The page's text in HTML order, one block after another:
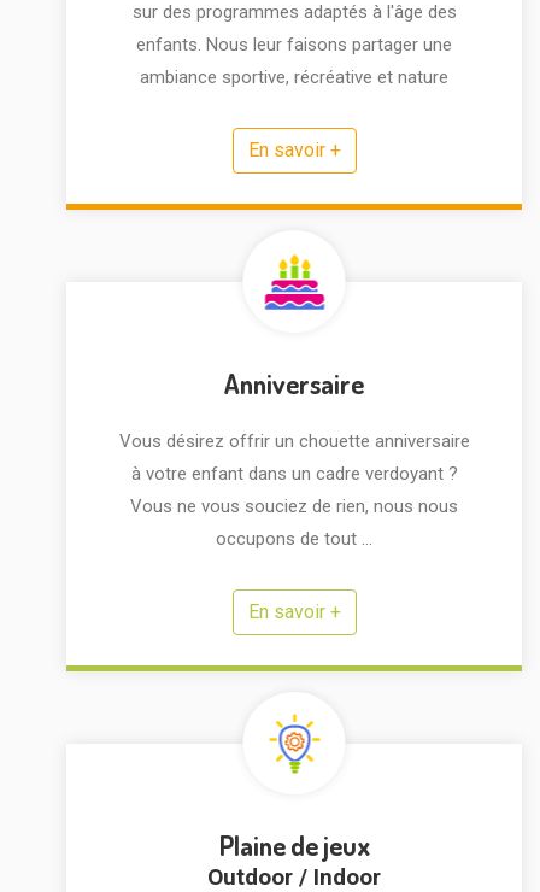
sur des programmes adaptés à l'âge des
enfants. Nous leur faisons partager une
ambiance sportive, récréative et nature
En savoir +
Anniversaire
Vous désirez offrir un chouette anniversaire
à votre enfant dans un cadre verdoyant ?
Vous ne vous souciez de rien, nous nous
occupons de tout ...
En savoir +
Plaine de jeux
Outdoor / Indoor